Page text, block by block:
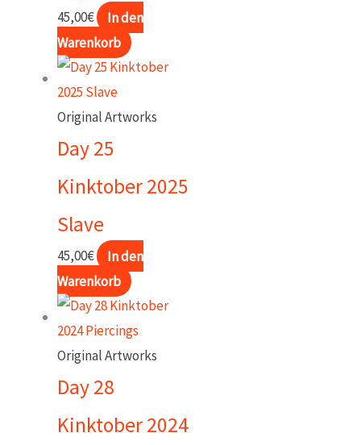
45,00€
In den
Warenkorb
Original Artworks
Day 25
Kinktober 2025
Slave
45,00€
In den
Warenkorb
Original Artworks
Day 28
Kinktober 2024